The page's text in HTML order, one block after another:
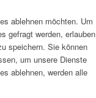
ablehnen möchten. Um
gefragt werden, erlauben
speichern. Sie können
um unsere Dienste
ablehnen, werden alle